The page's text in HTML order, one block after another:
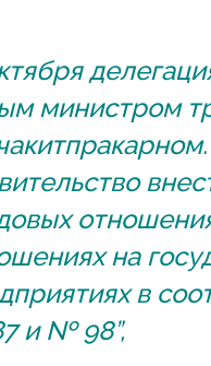
министром
на
в
и № 98”,